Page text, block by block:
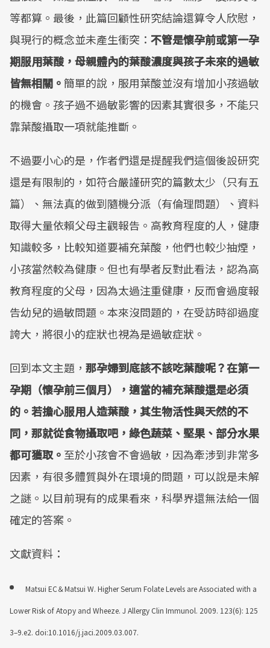
等都算。最後，此篇回顧性研究結論還算令人欣慰，
與現行的概念並未產生衝突： 不管是懷孕前或第一孕
期服用葉酸，母親體內的葉酸濃度與孩子未來的過敏
皆無相關。簡單的說，服用葉酸並沒有增加小孩過敏
的機會。孩子過不過敏影響的因素其實很多，不能只
靠葉酸攝取一項就能推斷。
不過要小心的是，作者們還是提醒我們這個後設研究
還是有限制的，如符合嚴謹研究的篇數太少（只有五
篇）、無法真的做到隨機分派（有倫理問題）、資料
取得大量依賴父母主觀報告。高教育程度的人，健康
知識較多，比較知道要補充葉酸，他們也較少抽煙，
小孩當然較為健康。但也有學者反對此看法，認為高
教育程度的父母，因為太過注重健康，反而會過度報
告幼兒的過敏問題。本來沒問題的，在受訪時卻過度
誇大，將很小的症狀也視為是過敏症狀。
回到本文主題， 那孕婦到底該不該吃葉酸呢？在第一
孕期（懷孕前三個月），適當的補充葉酸還是必須
的。若擔心服用人造葉酸，其生物活性與天然的不
同，那就從食物攝取吧，綠色蔬菜、堅果、部分水果
都可獲取。 至於小孩會不會過敏，因為牽涉到非常多
因素，有很多體質與外在環境的問題，可以說是未解
之謎。以目前現有的成果看來，科學界還無法給一個
確定的答案。
文獻資料：
Matsui EC＆Matsui W. Higher Serum Folate Levels are Associated with a
Lower Risk of Atopy and Wheeze. J Allergy Clin Immunol. 2009. 123(6): 125
3–9.e2. doi:10.1016/j.jaci.2009.03.007.